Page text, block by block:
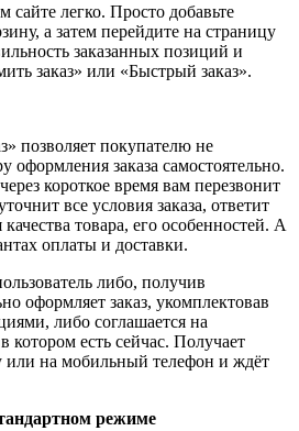
легко. Просто добавьте
а затем перейдите на страницу
заказанных позиций и
заказ» или «Быстрый заказ».
позволяет покупателю не
оформления заказа самостоятельно.
короткое время вам перезвонит
все условия заказа, ответит
товара, его особенностей. А
оплаты и доставки.
либо, получив
оформляет заказ, укомплектовав
либо соглашается на
котором есть сейчас. Получает
или на мобильный телефон и ждёт
режиме